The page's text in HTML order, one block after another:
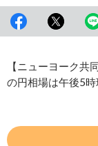
【ニューヨーク
の円相場は午後5